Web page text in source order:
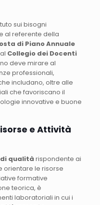
sui bisogni
al referente della
di Piano Annuale
Collegio dei Docenti
deve mirare al
professionali,
includano, oltre alle
che favoriscano il
innovative e buone
e Attività
qualità rispondente ai
orientare le risorse
formative
teorica, è
laboratoriali in cui i